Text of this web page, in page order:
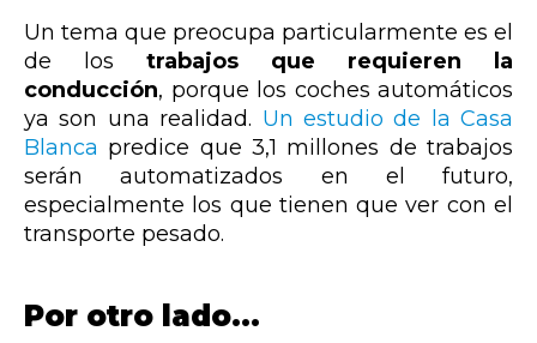
Un tema que preocupa particularmente es el
de los trabajos que requieren la
conducción, porque los coches automáticos
ya son una realidad. Un estudio de la Casa
Blanca predice que 3,1 millones de trabajos
serán automatizados en el futuro,
especialmente los que tienen que ver con el
transporte pesado.
Por otro lado…